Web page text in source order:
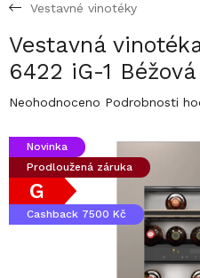
Vestavné vinotéky
Vestavná
6422 iG-1
Průměrné
produktu
0,0
5
hvězdiček.
Neohodnoceno Podrobnosti
Novinka
Prodloužená záruka
G
Cashback 7500 Kč